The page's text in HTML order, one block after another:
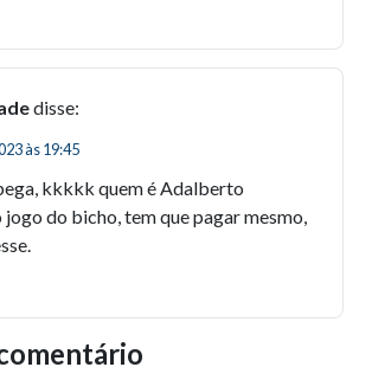
disse:
às 19:45
kkkkk quem é Adalberto
do bicho, tem que pagar mesmo,